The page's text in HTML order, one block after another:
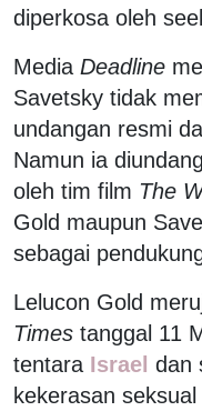
diperkosa oleh
Media Deadline
Savetsky tidak
undangan resmi
Namun ia
oleh tim film The
Gold maupun
sebagai
Lelucon Gold
Times tanggal 11
tentara Israel dan
kekerasan